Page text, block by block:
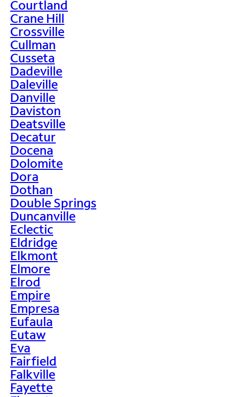
Courtland
Crane Hill
Crossville
Cullman
Cusseta
Dadeville
Daleville
Danville
Daviston
Deatsville
Decatur
Docena
Dolomite
Dora
Dothan
Double Springs
Duncanville
Eclectic
Eldridge
Elkmont
Elmore
Elrod
Empire
Empresa
Eufaula
Eutaw
Eva
Fairfield
Falkville
Fayette